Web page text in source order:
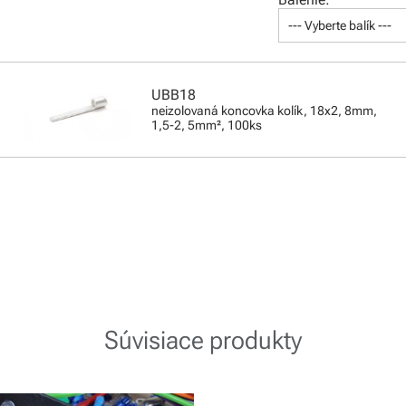
--- Vyberte balík ---
UBB18
neizolovaná koncovka kolík, 18x2, 8mm,
1,5-2, 5mm², 100ks
Súvisiace produkty